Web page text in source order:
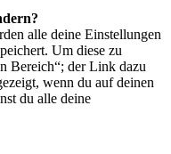
alle deine Einstellungen
Um diese zu
Bereich“; der Link dazu
wenn du auf deinen
du alle deine